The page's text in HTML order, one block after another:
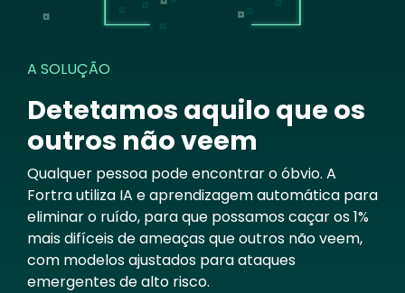
A SOLUÇÃO
Detetamos aquilo que os
outros não veem
Qualquer pessoa pode encontrar o óbvio. A
Fortra utiliza IA e aprendizagem automática para
eliminar o ruído, para que possamos caçar os 1%
mais difíceis de ameaças que outros não veem,
com modelos ajustados para ataques
emergentes de alto risco.